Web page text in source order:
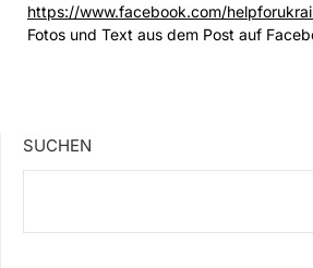
https://www.facebook.com/
Fotos und Text aus dem Post auf
SUCHEN